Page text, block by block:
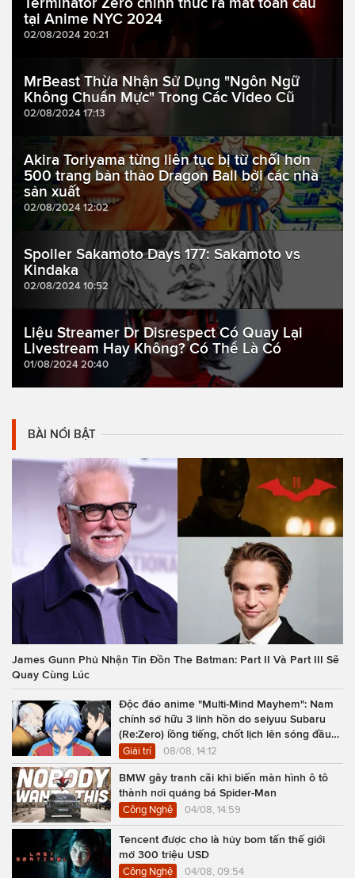
tại Anime NYC 2024
02/08/2024 20:21
MrBeast Thừa Nhận Sử Dụng "Ngôn Ngữ
Không Chuẩn Mực" Trong Các Video Cũ
02/08/2024 17:13
Akira Toriyama từng liên tục bị từ chối hơn
500 trang bản thảo Dragon Ball bởi các nhà
sản xuất
02/08/2024 12:02
Spoiler Sakamoto Days 177: Sakamoto vs
Kindaka
02/08/2024 10:52
Liệu Streamer Dr Disrespect Có Quay Lại
Livestream Hay Không? Có Thể Là Có
01/08/2024 20:40
BÀI NỔI BẬT
James Gunn Phủ Nhận Tin Đồn The Batman: Part II Và Part III Sẽ
Quay Cùng Lúc
Độc đáo anime "Multi-Mind Mayhem": Nam
chính sở hữu 3 linh hồn do seiyuu Subaru
(Re:Zero) lồng tiếng, chốt lịch lên sóng đầu
năm 2027
Giải trí 08/08, 14:12
BMW gây tranh cãi khi biến màn hình ô tô
thành nơi quảng bá Spider-Man
Công Nghệ 04/08, 14:59
Tencent được cho là hủy bom tấn thế giới
mở 300 triệu USD
Công Nghệ 04/08, 09:54